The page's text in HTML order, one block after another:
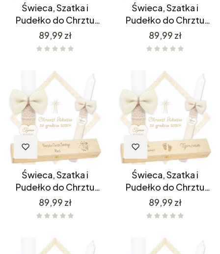
Świeca, Szatka i
Pudełko do Chrztu
C4SH4P11/1
Cena
89,99 zł
Świeca, Szatka i
Pudełko do Chrztu
C4SH4P11/11
Cena
89,99 zł
Świeca, Szatka i
Pudełko do Chrztu
C4SH5P11/1
Cena
89,99 zł
Świeca, Szatka i
Pudełko do Chrztu
C4SH5P11/11
Cena
89,99 zł